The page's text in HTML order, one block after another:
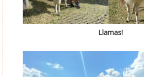
Llamas!